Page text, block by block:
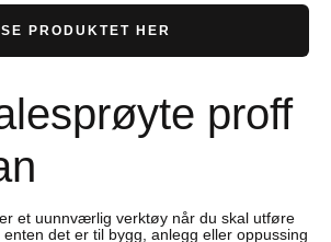
SE PRODUKTET HER
proff
er et uunnværlig verktøy når du skal utføre
det er til bygg, anlegg eller oppussing